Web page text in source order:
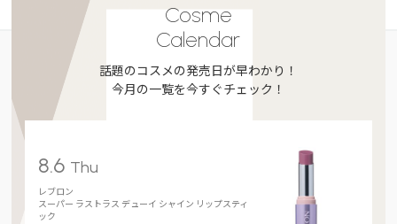
Cosme
Calendar
話題のコスメの発売日が早わかり！
今月の一覧を今すぐチェック！
8.6 Thu
レブロン
スーパー ラストラス デューイ シャイン リップスティ
ック